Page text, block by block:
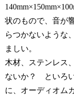
状のもので、音が
らつかないような
ましい。
木材、ステンレス
ないか？ といろ
に、オーディオム